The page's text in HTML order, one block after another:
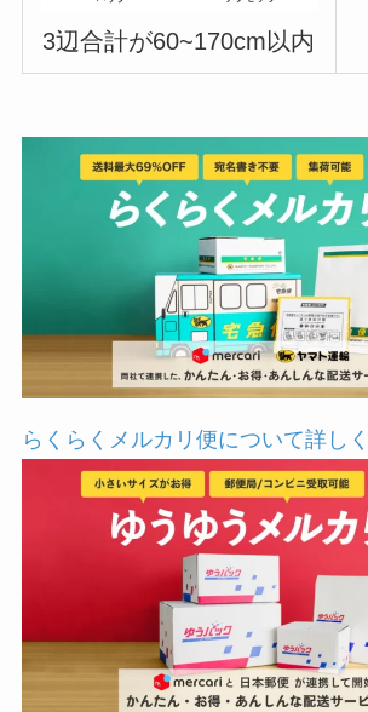
3辺合計が60~170cm以内
らくらくメルカリ便について詳し